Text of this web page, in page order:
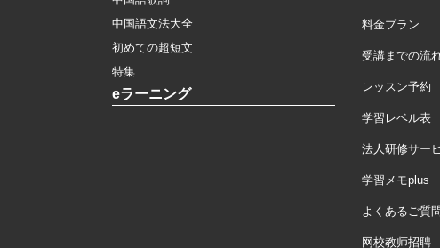
中国語文法大全
初めての超短文
特集
eラーニング
料金プラン
受講までの流
レッスン予約
学習レベル表
法人研修サー
学習メモplus
よくあるご質
网校教师招聘